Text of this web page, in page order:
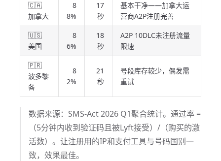
🇨🇦
加拿大
8
8%
17
秒
基本干净——加拿大运
营商A2P注册完善
🇺🇸
美国
8
6%
18
秒
A2P 10DLC未注册流量
限速
🇵🇷
波多黎
各
8
2%
21
秒
号段库存较少，偶发需
重试
数据来源：SMS-Act 2026 Q1聚合统计。通过率 =
（5分钟内收到验证码且被Lyft接受）/（购买的激
活数）。让注册用的IP和支付工具与号码国别一
致，效果最佳。